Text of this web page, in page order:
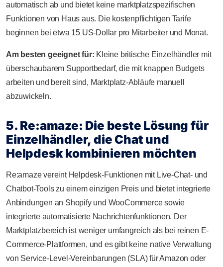
automatisch ab und bietet keine marktplatzspezifischen
Funktionen von Haus aus. Die kostenpflichtigen Tarife
beginnen bei etwa 15 US-Dollar pro Mitarbeiter und Monat.
Am besten geeignet für: Kleine britische Einzelhändler mit
überschaubarem Supportbedarf, die mit knappen Budgets
arbeiten und bereit sind, Marktplatz-Abläufe manuell
abzuwickeln.
5. Re:amaze: Die beste Lösung für
Einzelhändler, die Chat und
Helpdesk kombinieren möchten
Re:amaze vereint Helpdesk-Funktionen mit Live-Chat- und
Chatbot-Tools zu einem einzigen Preis und bietet integrierte
Anbindungen an Shopify und WooCommerce sowie
integrierte automatisierte Nachrichtenfunktionen. Der
Marktplatzbereich ist weniger umfangreich als bei reinen E-
Commerce-Plattformen, und es gibt keine native Verwaltung
von Service-Level-Vereinbarungen (SLA) für Amazon oder